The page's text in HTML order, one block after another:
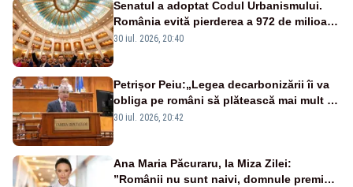
Senatul a adoptat Codul Urbanismului.
România evită pierderea a 972 de milioane
de euro din PNRR
30 iul. 2026, 20:40
Petrișor Peiu:„Legea decarbonizării îi va
obliga pe români să plătească mai mult și
să stea în frig. AUR a votat împotrivă”
30 iul. 2026, 20:42
Ana Maria Păcuraru, la Miza Zilei:
”Românii nu sunt naivi, domnule premier